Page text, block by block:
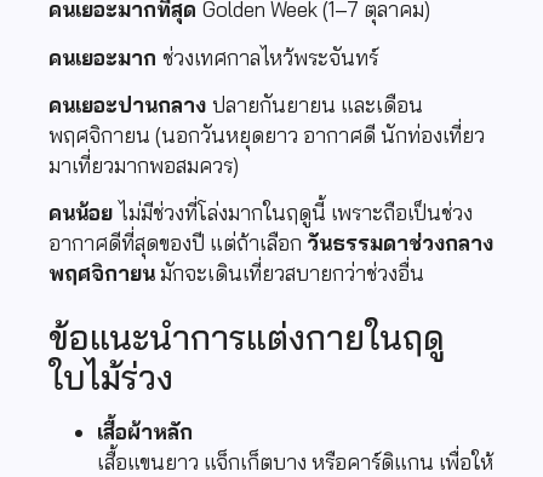
คนเยอะมากที่สุด Golden Week (1–7 ตุลาคม)
คนเยอะมาก ช่วงเทศกาลไหว้พระจันทร์
คนเยอะปานกลาง ปลายกันยายน และเดือน
พฤศจิกายน (นอกวันหยุดยาว อากาศดี นักท่องเที่ยว
มาเที่ยวมากพอสมควร)
คนน้อย ไม่มีช่วงที่โล่งมากในฤดูนี้ เพราะถือเป็นช่วง
อากาศดีที่สุดของปี แต่ถ้าเลือก วันธรรมดาช่วงกลาง
พฤศจิกายนมักจะเดินเที่ยวสบายกว่าช่วงอื่น
ข้อแนะนำการแต่งกายในฤดู
ใบไม้ร่วง
เสื้อผ้าหลัก
เสื้อแขนยาว แจ็กเก็ตบาง หรือคาร์ดิแกน เพื่อให้